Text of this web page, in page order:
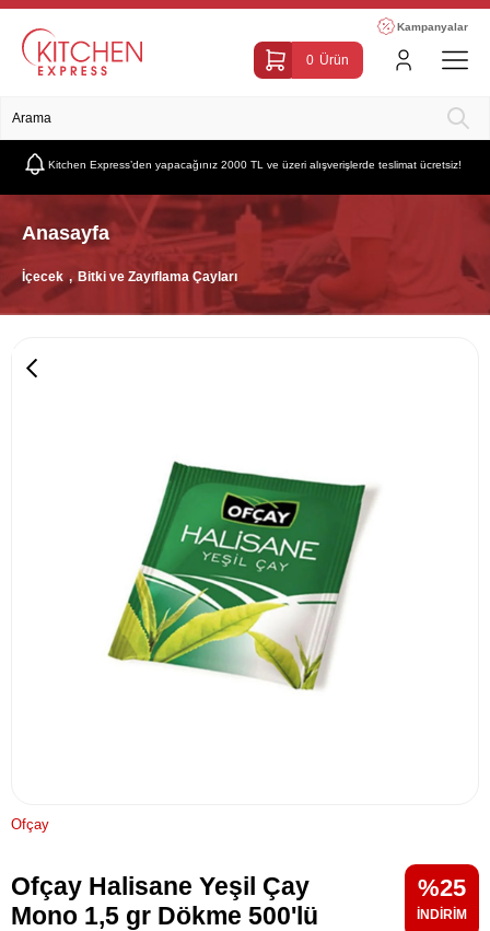
Kampanyalar
0 Ürün
Kitchen Express’den yapacağınız 2000 TL ve üzeri alışverişlerde teslimat ücretsiz!
Anasayfa
İçecek Bitki ve Zayıflama Çayları
Ofçay
Ofçay Halisane Yeşil Çay
Mono 1,5 gr Dökme 500'lü
25